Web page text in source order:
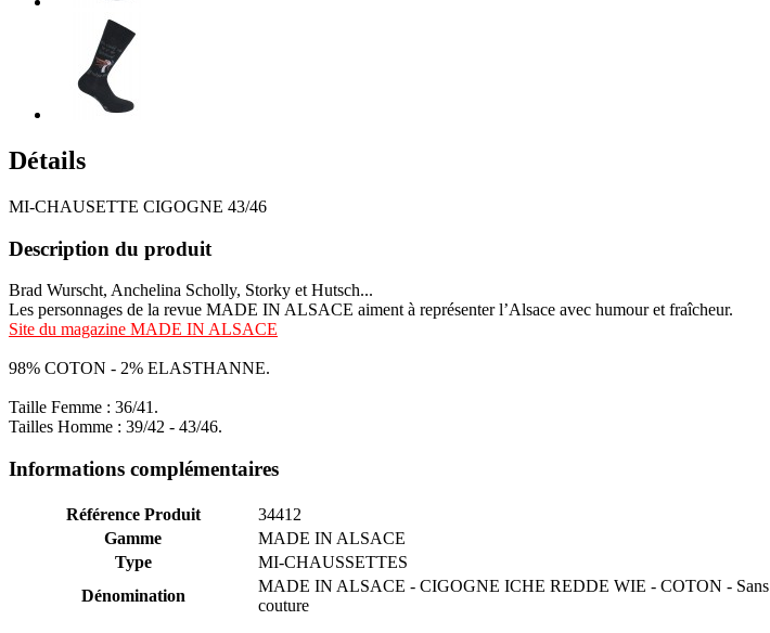
Détails
MI-CHAUSETTE CIGOGNE 43/46
Description du produit
Brad Wurscht, Anchelina Scholly, Storky et Hutsch...
Les personnages de la revue MADE IN ALSACE aiment à représenter l’Alsace avec humour et fraîcheur.
Site du magazine MADE IN ALSACE
98% COTON - 2% ELASTHANNE.
Taille Femme : 36/41.
Tailles Homme : 39/42 - 43/46.
Informations complémentaires
Référence Produit
34412
Gamme
MADE IN ALSACE
Type
MI-CHAUSSETTES
Dénomination
MADE IN ALSACE - CIGOGNE ICHE REDDE WIE - COTON - Sans
couture